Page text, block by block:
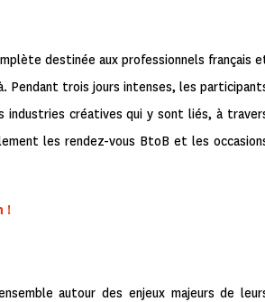
destinée aux professionnels français
Pendant trois jours intenses, les
industries créatives qui y sont liés, à
les rendez-vous BtoB et les
!
autour des enjeux majeurs de